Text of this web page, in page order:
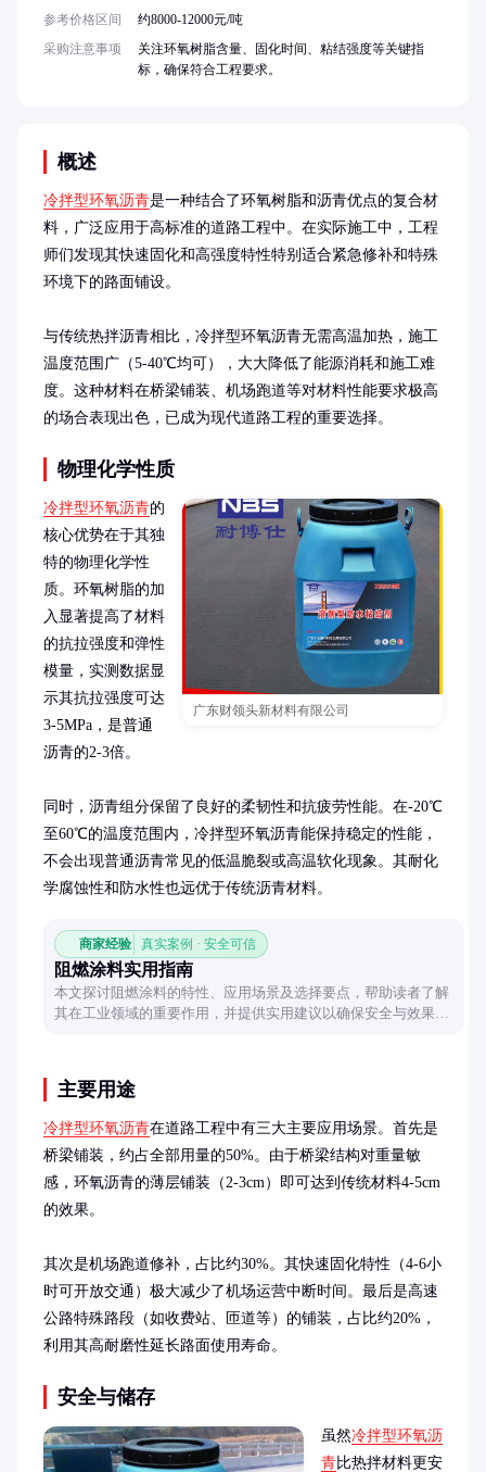
概述
冷拌型环氧沥青是一种结合了环氧树脂和沥青优点的复合材
料，广泛应用于高标准的道路工程中。在实际施工中，工程
师们发现其快速固化和高强度特性特别适合紧急修补和特殊
环境下的路面铺设。
与传统热拌沥青相比，冷拌型环氧沥青无需高温加热，施工
温度范围广（5-40℃均可），大大降低了能源消耗和施工难
度。这种材料在桥梁铺装、机场跑道等对材料性能要求极高
的场合表现出色，已成为现代道路工程的重要选择。
物理化学性质
广东财领头新材料有限公司
冷拌型环氧沥青的
核心优势在于其独
特的物理化学性
质。环氧树脂的加
入显著提高了材料
的抗拉强度和弹性
模量，实测数据显
示其抗拉强度可达
3-5MPa，是普通
沥青的2-3倍。
同时，沥青组分保留了良好的柔韧性和抗疲劳性能。在-20℃
至60℃的温度范围内，冷拌型环氧沥青能保持稳定的性能，
不会出现普通沥青常见的低温脆裂或高温软化现象。其耐化
学腐蚀性和防水性也远优于传统沥青材料。
商家经验 真实案例 · 安全可信
阻燃涂料实用指南
本文探讨阻燃涂料的特性、应用场景及选择要点，帮助读者了解
其在工业领域的重要作用，并提供实用建议以确保安全与效果兼
主要用途
冷拌型环氧沥青在道路工程中有三大主要应用场景。首先是
桥梁铺装，约占全部用量的50%。由于桥梁结构对重量敏
感，环氧沥青的薄层铺装（2-3cm）即可达到传统材料4-5cm
的效果。
其次是机场跑道修补，占比约30%。其快速固化特性（4-6小
时可开放交通）极大减少了机场运营中断时间。最后是高速
公路特殊路段（如收费站、匝道等）的铺装，占比约20%，
利用其高耐磨性延长路面使用寿命。
安全与储存
虽然冷拌型环氧沥
青比热拌材料更安
参考价格区间
约8000-12000元/吨
采购注意事项
关注环氧树脂含量、固化时间、粘结强度等关键指
标，确保符合工程要求。